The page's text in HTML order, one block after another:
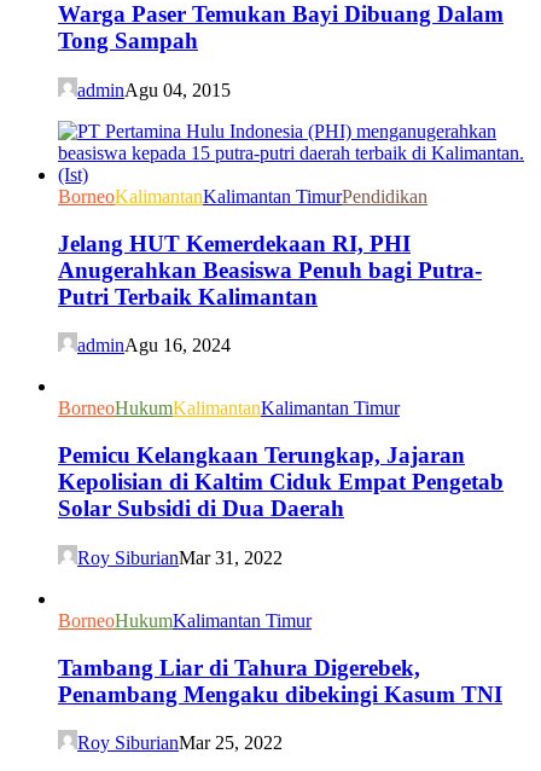
Warga Paser Temukan Bayi Dibuang Dalam
Tong Sampah
adminAgu 04, 2015
BorneoKalimantanKalimantan TimurPendidikan
Jelang HUT Kemerdekaan RI, PHI
Anugerahkan Beasiswa Penuh bagi Putra-
Putri Terbaik Kalimantan
adminAgu 16, 2024
BorneoHukumKalimantanKalimantan Timur
Pemicu Kelangkaan Terungkap, Jajaran
Kepolisian di Kaltim Ciduk Empat Pengetab
Solar Subsidi di Dua Daerah
Roy SiburianMar 31, 2022
BorneoHukumKalimantan Timur
Tambang Liar di Tahura Digerebek,
Penambang Mengaku dibekingi Kasum TNI
Roy SiburianMar 25, 2022